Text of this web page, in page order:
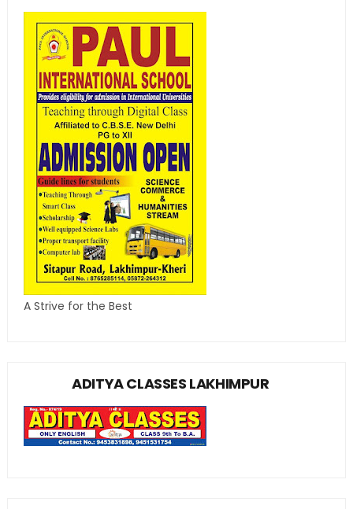
A Strive for the Best
ADITYA CLASSES LAKHIMPUR